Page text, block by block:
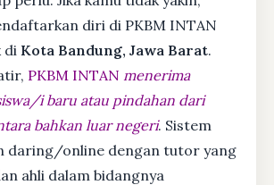
diri di PKBM INTAN
di Kota Bandung, Jawa Barat.
PKBM INTAN menerima
i baru atau pindahan dari
bahkan luar negeri. Sistem
daring/online dengan tutor yang
ahli dalam bidangnya